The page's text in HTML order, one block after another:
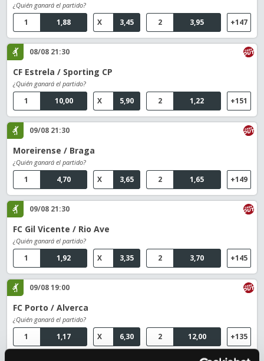
¿Quién ganará el partido?
1,88
1 3,45
X 3,95
2 +147
08/08 21:30
CF Estrela / Sporting CP
¿Quién ganará el partido?
10,00
1 5,90
X 1,22
2 +151
09/08 21:30
Moreirense / Braga
¿Quién ganará el partido?
4,70
1 3,65
X 1,65
2 +149
09/08 21:30
FC Gil Vicente / Rio Ave
¿Quién ganará el partido?
1,92
1 3,35
X 3,70
2 +145
09/08 19:00
FC Porto / Alverca
¿Quién ganará el partido?
1,17
1 6,30
X 12,00
2 +135